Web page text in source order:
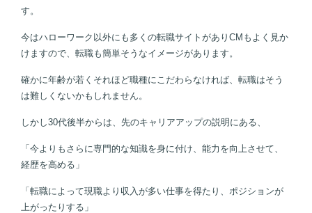
す。
今はハローワーク以外にも多くの転職サイトがありCMもよく見か
けますので、転職も簡単そうなイメージがあります。
確かに年齢が若くそれほど職種にこだわらなければ、転職はそう
は難しくないかもしれません。
しかし30代後半からは、先のキャリアアップの説明にある、
「今よりもさらに専門的な知識を身に付け、能力を向上させて、
経歴を高める」
「転職によって現職より収入が多い仕事を得たり、ポジションが
上がったりする」